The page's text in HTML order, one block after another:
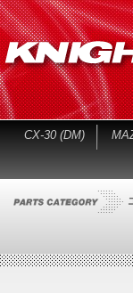
CX-30 (DM)